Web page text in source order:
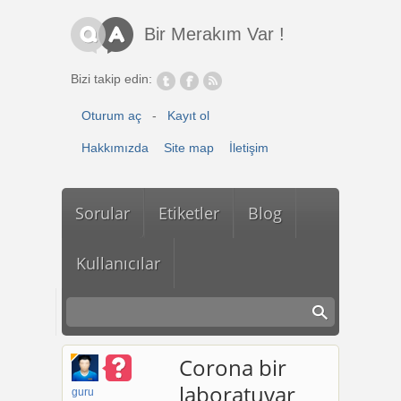
Bir Merakım Var !
Bizi takip edin:
Oturum aç - Kayıt ol
Hakkımızda Site map İletişim
Sorular Etiketler Blog
Kullanıcılar
guru
Corona bir
laboratuvar